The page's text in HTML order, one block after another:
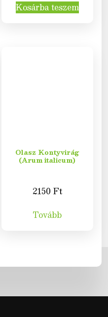
Kosárba teszem
Olasz Kontyvirág
(Arum italicum)
2150 Ft
Tovább